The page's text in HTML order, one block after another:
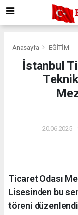
Anasayfa EĞİTİM
İstanbul
20.06.2025 -
Ticaret Odası
Lisesinden bu
töreni